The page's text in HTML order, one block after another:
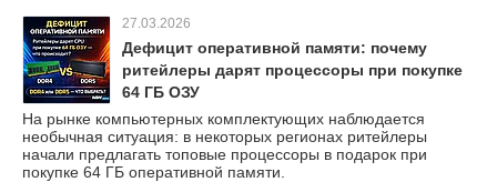
27.03.2026
Дефицит оперативной памяти: почему
ритейлеры дарят процессоры при покупке
64 ГБ ОЗУ
На рынке компьютерных комплектующих наблюдается
необычная ситуация: в некоторых регионах ритейлеры
начали предлагать топовые процессоры в подарок при
покупке 64 ГБ оперативной памяти.